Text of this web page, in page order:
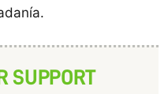
SUPPORT